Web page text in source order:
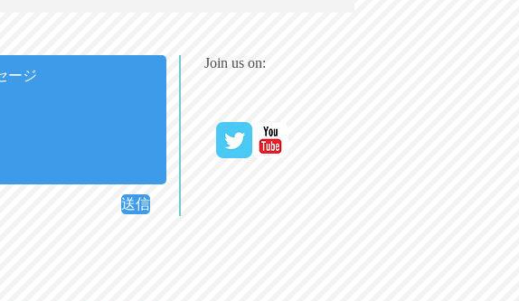
7/19（日）20時＠オンライン
送信
Join us on: